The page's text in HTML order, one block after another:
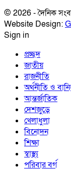
© 2026 - দৈনিক
Website Design:
Sign in
প্রচ্ছদ
জাতীয়
রাজনীতি
অর্থনীতি ও
আন্তর্জাতিক
দেশজুড়ে
খেলাধুলা
বিনোদন
শিক্ষা
স্বাস্থ্য
পরিবার বর্গ